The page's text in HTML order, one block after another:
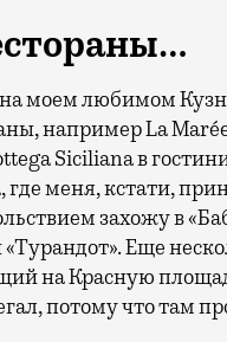
на моем любимом
например La
Siciliana в
меня, кстати,
захожу в
Еще
на Красную
потому что там